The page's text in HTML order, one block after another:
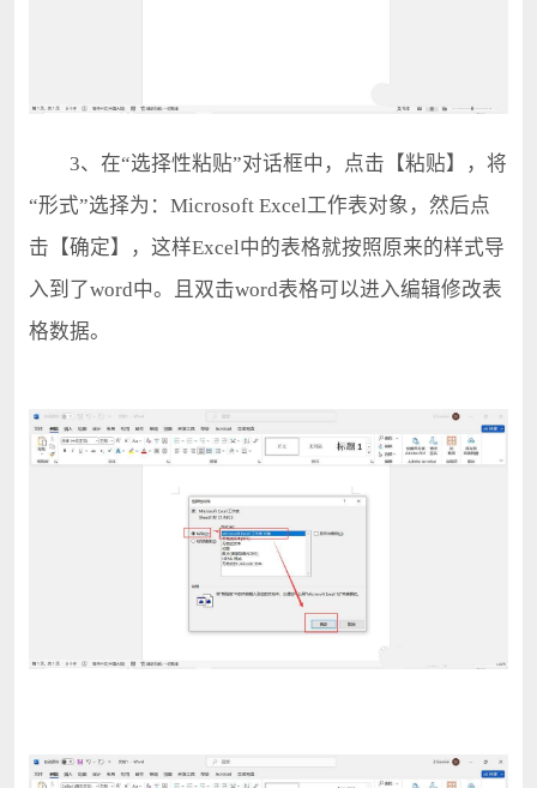
3、在“选择性粘贴”对话框中，点击【粘贴】，将
“形式”选择为：Microsoft Excel工作表对象，然后点
击【确定】，这样Excel中的表格就按照原来的样式导
入到了word中。且双击word表格可以进入编辑修改表
格数据。